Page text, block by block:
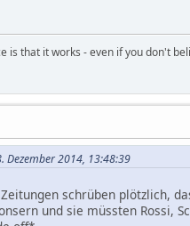
is that it works - even if you don't
Dezember 2014, 13:48:39
schrüben plötzlich,
und sie müssten Rossi,